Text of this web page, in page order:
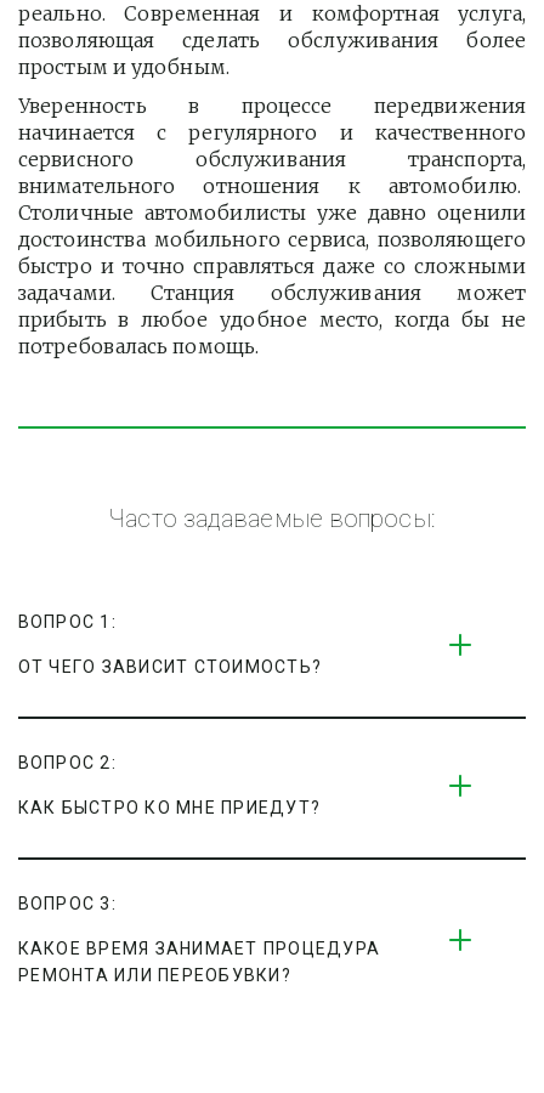
реально. Современная и комфортная услуга,
позволяющая сделать обслуживания более
простым и удобным.
Уверенность в процессе передвижения
начинается с регулярного и качественного
сервисного обслуживания транспорта,
внимательного отношения к автомобилю.
Столичные автомобилисты уже давно оценили
достоинства мобильного сервиса, позволяющего
быстро и точно справляться даже со сложными
задачами. Станция обслуживания может
прибыть в любое удобное место, когда бы не
потребовалась помощь.
Часто задаваемые вопросы:
ВОПРОС 1:
ОТ ЧЕГО ЗАВИСИТ СТОИМОСТЬ?
ВОПРОС 2:
КАК БЫСТРО КО МНЕ ПРИЕДУТ?
ВОПРОС 3:
КАКОЕ ВРЕМЯ ЗАНИМАЕТ ПРОЦЕДУРА
РЕМОНТА ИЛИ ПЕРЕОБУВКИ?